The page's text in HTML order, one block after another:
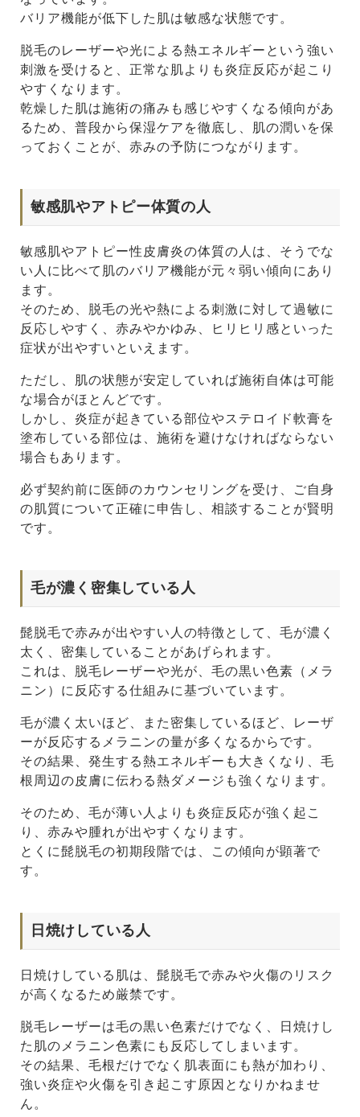
バリア機能が低下した肌は敏感な状態です。
脱毛のレーザーや光による熱エネルギーという強い
刺激を受けると、正常な肌よりも炎症反応が起こり
やすくなります。
乾燥した肌は施術の痛みも感じやすくなる傾向があ
るため、普段から保湿ケアを徹底し、肌の潤いを保
っておくことが、赤みの予防につながります。
敏感肌やアトピー体質の人
敏感肌やアトピー性皮膚炎の体質の人は、そうでな
い人に比べて肌のバリア機能が元々弱い傾向にあり
ます。
そのため、脱毛の光や熱による刺激に対して過敏に
反応しやすく、赤みやかゆみ、ヒリヒリ感といった
症状が出やすいといえます。
ただし、肌の状態が安定していれば施術自体は可能
な場合がほとんどです。
しかし、炎症が起きている部位やステロイド軟膏を
塗布している部位は、施術を避けなければならない
場合もあります。
必ず契約前に医師のカウンセリングを受け、ご自身
の肌質について正確に申告し、相談することが賢明
です。
毛が濃く密集している人
髭脱毛で赤みが出やすい人の特徴として、毛が濃く
太く、密集していることがあげられます。
これは、脱毛レーザーや光が、毛の黒い色素（メラ
ニン）に反応する仕組みに基づいています。
毛が濃く太いほど、また密集しているほど、レーザ
ーが反応するメラニンの量が多くなるからです。
その結果、発生する熱エネルギーも大きくなり、毛
根周辺の皮膚に伝わる熱ダメージも強くなります。
そのため、毛が薄い人よりも炎症反応が強く起こ
り、赤みや腫れが出やすくなります。
とくに髭脱毛の初期段階では、この傾向が顕著で
す。
日焼けしている人
日焼けしている肌は、髭脱毛で赤みや火傷のリスク
が高くなるため厳禁です。
脱毛レーザーは毛の黒い色素だけでなく、日焼けし
た肌のメラニン色素にも反応してしまいます。
その結果、毛根だけでなく肌表面にも熱が加わり、
強い炎症や火傷を引き起こす原因となりかねませ
ん。